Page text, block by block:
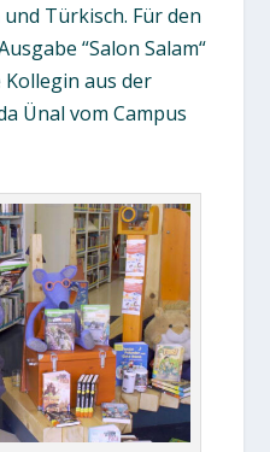
Türkisch. Für den
“Salon Salam“
aus der
Ünal vom Campus